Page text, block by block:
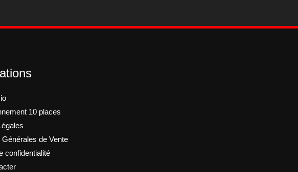
10 places
de Vente
confidentialité